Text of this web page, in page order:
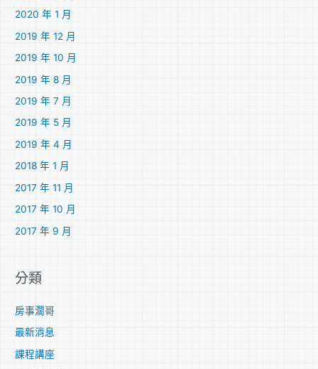
2020 年 1 月
2019 年 12 月
2019 年 10 月
2019 年 8 月
2019 年 7 月
2019 年 5 月
2019 年 4 月
2018 年 1 月
2017 年 11 月
2017 年 10 月
2017 年 9 月
分類
房事濶哥
最新消息
課程講座